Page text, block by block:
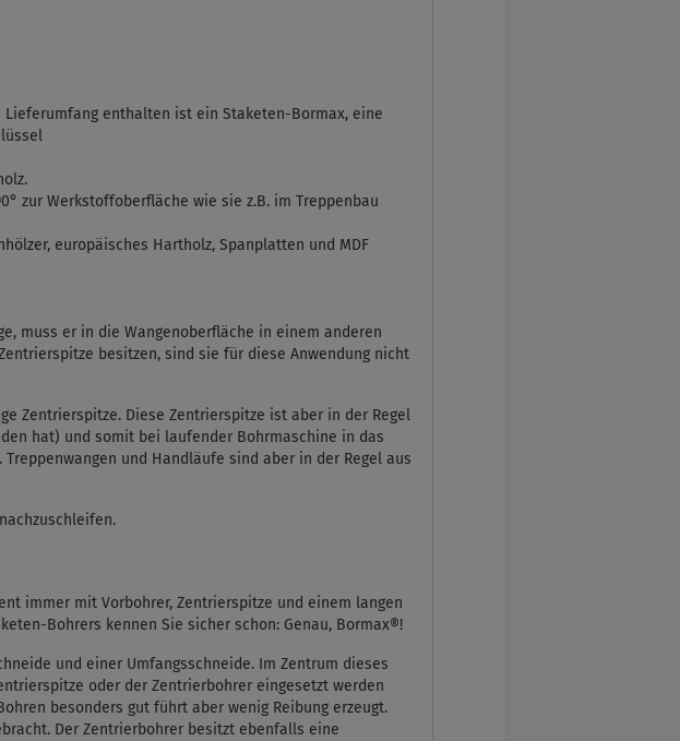
enthalten ist ein Staketen-Bormax, eine
zur Werkstoffoberfläche wie sie z.B. im Treppenbau
europäisches Hartholz, Spanplatten und MDF
muss er in die Wangenoberfläche in einem anderen
besitzen, sind sie für diese Anwendung nicht
Zentrierspitze. Diese Zentrierspitze ist aber in der Regel
hat) und somit bei laufender Bohrmaschine in das
und Handläufe sind aber in der Regel aus
immer mit Vorbohrer, Zentrierspitze und einem langen
Bohrers kennen Sie sicher schon: Genau, Bormax®!
und einer Umfangsschneide. Im Zentrum dieses
oder der Zentrierbohrer eingesetzt werden
besonders gut führt aber wenig Reibung erzeugt.
Der Zentrierbohrer besitzt ebenfalls eine